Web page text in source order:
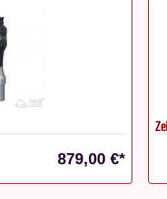
1.299,00 €*